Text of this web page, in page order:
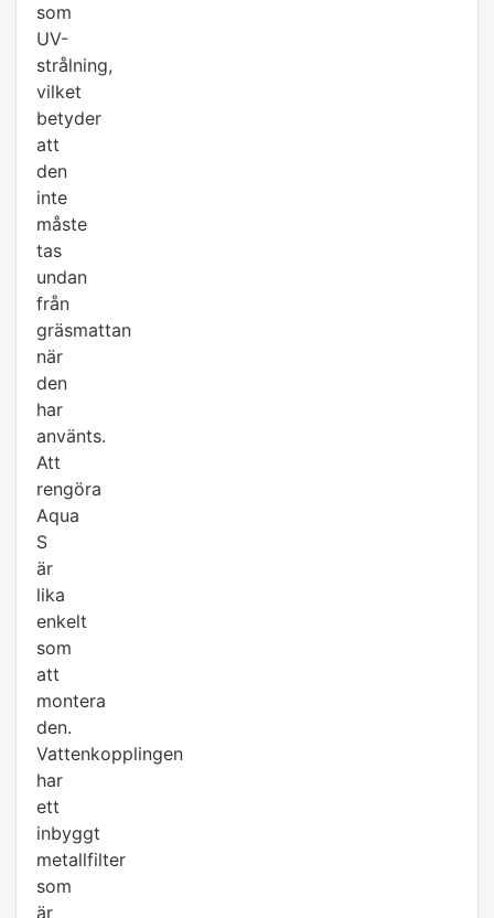
som
UV-
strålning,
vilket
betyder
att
den
inte
måste
tas
undan
från
gräsmattan
när
den
har
använts.
Att
rengöra
Aqua
S
är
lika
enkelt
som
att
montera
den.
Vattenkopplingen
har
ett
inbyggt
metallfilter
som
är